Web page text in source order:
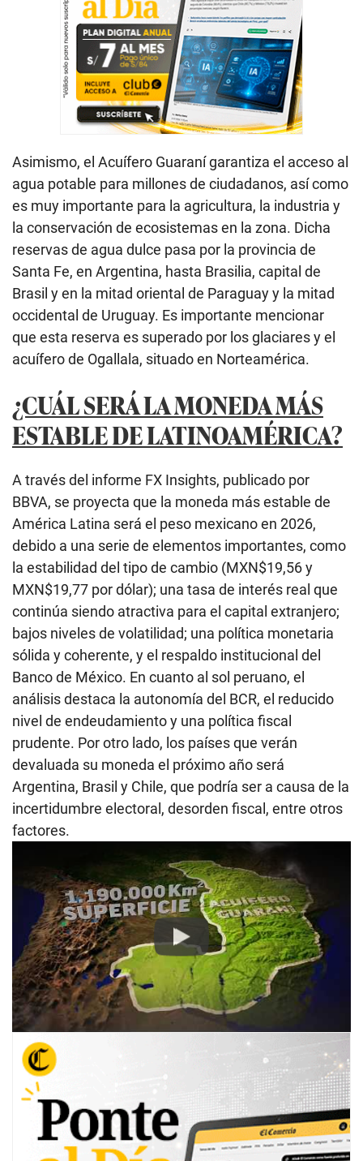
Asimismo, el Acuífero Guaraní garantiza el acceso al
agua potable para millones de ciudadanos, así como
es muy importante para la agricultura, la industria y
la conservación de ecosistemas en la zona. Dicha
reservas de agua dulce pasa por la provincia de
Santa Fe, en Argentina, hasta Brasilia, capital de
Brasil y en la mitad oriental de Paraguay y la mitad
occidental de Uruguay. Es importante mencionar
que esta reserva es superado por los glaciares y el
acuífero de Ogallala, situado en Norteamérica.
¿CUÁL SERÁ LA MONEDA MÁS
ESTABLE DE LATINOAMÉRICA?
A través del informe FX Insights, publicado por
BBVA, se proyecta que la moneda más estable de
América Latina será el peso mexicano en 2026,
debido a una serie de elementos importantes, como
la estabilidad del tipo de cambio (MXN$19,56 y
MXN$19,77 por dólar); una tasa de interés real que
continúa siendo atractiva para el capital extranjero;
bajos niveles de volatilidad; una política monetaria
sólida y coherente, y el respaldo institucional del
Banco de México. En cuanto al sol peruano, el
análisis destaca la autonomía del BCR, el reducido
nivel de endeudamiento y una política fiscal
prudente. Por otro lado, los países que verán
devaluada su moneda el próximo año será
Argentina, Brasil y Chile, que podría ser a causa de la
incertidumbre electoral, desorden fiscal, entre otros
factores.
Play